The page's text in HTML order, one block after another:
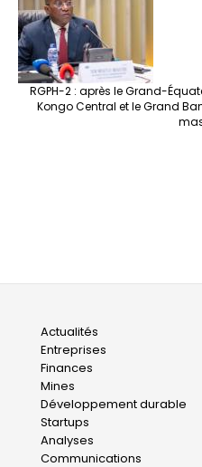
RGPH-2 : après le Grand-
Kongo Central et le Grand
Main
navigation
Actualités
Entreprises
Finances
Mines
Développement durable
Startups
Analyses
Communications